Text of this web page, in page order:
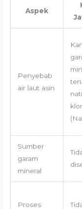
Aspek
Penyebab
air laut asin
Sumber
garam
mineral
Proses